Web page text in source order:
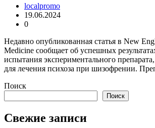
localpromo
19.06.2024
0
Недавно опубликованная статья в New
Medicine сообщает об успешных
испытания экспериментального
для лечения психоза при шизофрении.
Поиск
Поиск
Свежие записи